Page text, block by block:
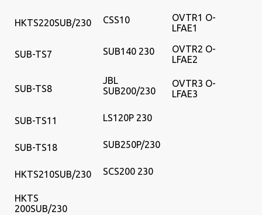
HKTS220SUB/230 CSS10
OVTR1 O-
LFAE1
SUB-TS7 SUB140 230
OVTR2 O-
LFAE2
SUB-TS8
JBL
SUB200/230
OVTR3 O-
LFAE3
SUB-TS11 LS120P 230
SUB-TS18 SUB250P/230
HKTS210SUB/230 SCS200 230
HKTS
200SUB/230